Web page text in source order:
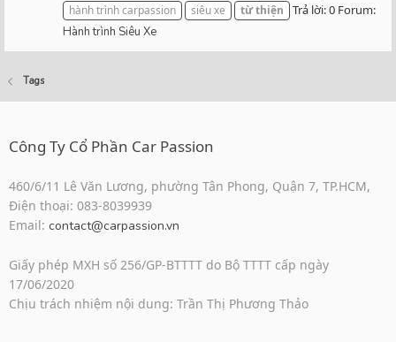
hành trình carpassion
siêu xe từthiện Trả lời: 0 Forum:
Hành trình Siêu Xe
Tags
Công Ty Cổ Phần Car Passion
460/6/11 Lê Văn Lương, phường Tân Phong, Quận 7, TP.HCM,
Điện thoại: 083-8039939
Email: contact@carpassion.vn
Giấy phép MXH số 256/GP-BTTTT do Bộ TTTT cấp ngày
17/06/2020
Chịu trách nhiệm nội dung: Trần Thị Phương Thảo